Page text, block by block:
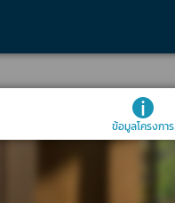
ข้อมูลโครงการ